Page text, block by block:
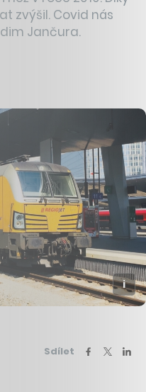
zvýšil. Covid nás
Jančura.
Sdílet